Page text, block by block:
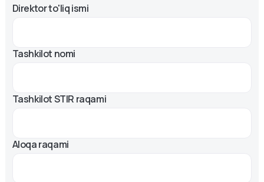
Direktor to'liq ismi
Tashkilot nomi
Tashkilot STIR raqami
Aloqa raqami